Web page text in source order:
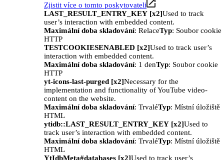
Zjistit více o tomto poskytovateli
LAST_RESULT_ENTRY_KEY [x2]Used to track
user’s interaction with embedded content.
Maximální doba skladování: RelaceTyp: Soubor cookie
HTTP
TESTCOOKIESENABLED [x2]Used to track user’s
interaction with embedded content.
Maximální doba skladování: 1 denTyp: Soubor cookie
HTTP
yt-icons-last-purged [x2]Necessary for the
implementation and functionality of YouTube video-
content on the website.
Maximální doba skladování: TrvaléTyp: Místní úložiště
HTML
ytidb::LAST_RESULT_ENTRY_KEY [x2]Used to
track user’s interaction with embedded content.
Maximální doba skladování: TrvaléTyp: Místní úložiště
HTML
YtIdbMeta#databases [x2]Used to track user’s